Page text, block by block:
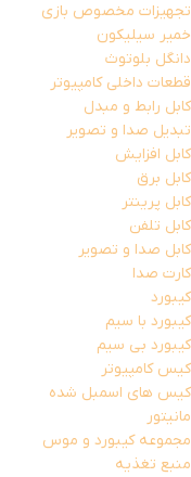
تجهیزات مخصوص بازی
خمیر سیلیکون
دانگل بلوتوث
قطعات داخلی کامپیوتر
کابل رابط و مبدل
تبدیل صدا و تصویر
کابل افزایش
کابل برق
کابل پرینتر
کابل تلفن
کابل صدا و تصویر
کارت صدا
کیبورد
کیبورد با سیم
کیبورد بی سیم
کیس کامپیوتر
کیس های اسمبل شده
مانیتور
مجموعه کیبورد و موس
منبع تغذیه